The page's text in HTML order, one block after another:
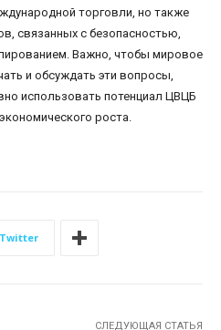
торговли, но также
связанных с безопасностью,
Важно, чтобы мировое
и обсуждать эти вопросы,
использовать потенциал ЦВЦБ
роста.
Twitter
СЛЕДУЮЩАЯ СТАТЬЯ